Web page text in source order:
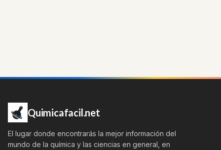
Quimicafacil.net
El lugar donde encontrarás la mejor información del
mundo de la química y las ciencias en general, en